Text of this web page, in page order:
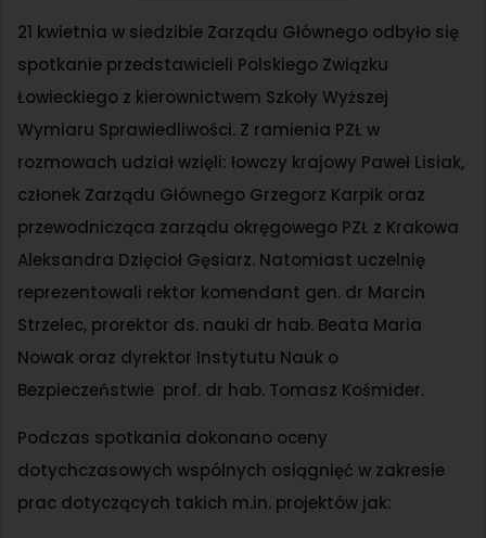
21 kwietnia w siedzibie Zarządu Głównego odbyło się
spotkanie przedstawicieli Polskiego Związku
Łowieckiego z kierownictwem Szkoły Wyższej
Wymiaru Sprawiedliwości. Z ramienia PZŁ w
rozmowach udział wzięli: łowczy krajowy Paweł Lisiak,
członek Zarządu Głównego Grzegorz Karpik oraz
przewodnicząca zarządu okręgowego PZŁ z Krakowa
Aleksandra Dzięcioł Gęsiarz. Natomiast uczelnię
reprezentowali rektor komendant gen. dr Marcin
Strzelec, prorektor ds. nauki dr hab. Beata Maria
Nowak oraz dyrektor Instytutu Nauk o
Bezpieczeństwie prof. dr hab. Tomasz Kośmider.
Podczas spotkania dokonano oceny
dotychczasowych wspólnych osiągnięć w zakresie
prac dotyczących takich m.in. projektów jak: